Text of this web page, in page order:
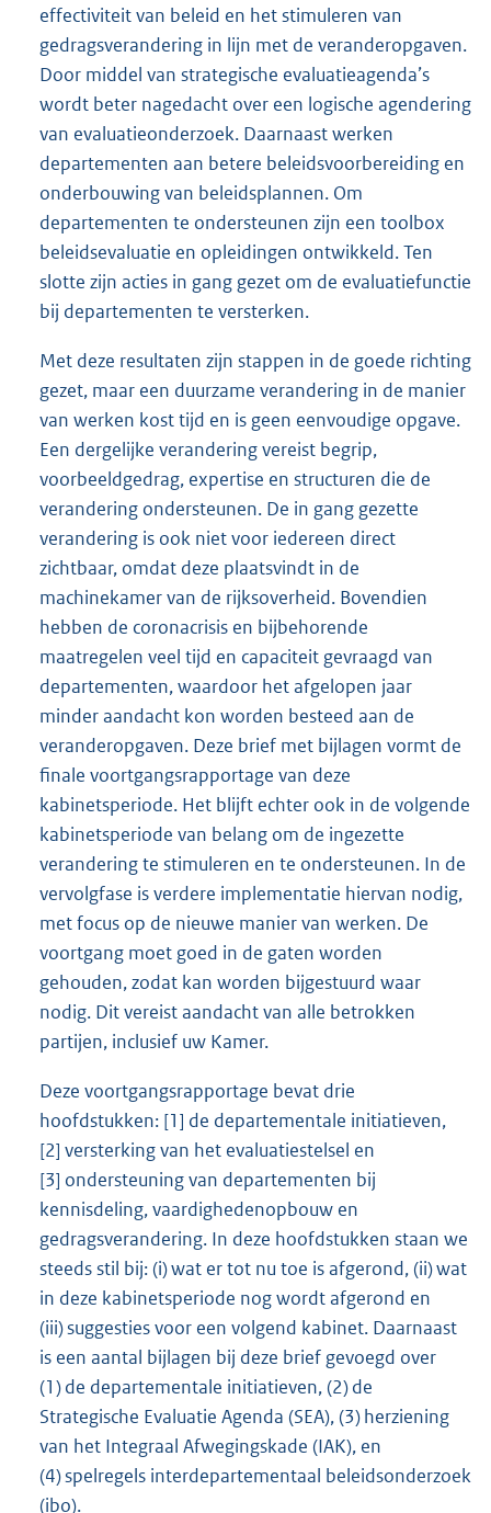
effectiviteit van beleid en het stimuleren van
gedragsverandering in lijn met de veranderopgaven.
Door middel van strategische evaluatieagenda’s
wordt beter nagedacht over een logische agendering
van evaluatieonderzoek. Daarnaast werken
departementen aan betere beleidsvoorbereiding en
onderbouwing van beleidsplannen. Om
departementen te ondersteunen zijn een toolbox
beleidsevaluatie en opleidingen ontwikkeld. Ten
slotte zijn acties in gang gezet om de evaluatiefunctie
bij departementen te versterken.
Met deze resultaten zijn stappen in de goede richting
gezet, maar een duurzame verandering in de manier
van werken kost tijd en is geen eenvoudige opgave.
Een dergelijke verandering vereist begrip,
voorbeeldgedrag, expertise en structuren die de
verandering ondersteunen. De in gang gezette
verandering is ook niet voor iedereen direct
zichtbaar, omdat deze plaatsvindt in de
machinekamer van de rijksoverheid. Bovendien
hebben de coronacrisis en bijbehorende
maatregelen veel tijd en capaciteit gevraagd van
departementen, waardoor het afgelopen jaar
minder aandacht kon worden besteed aan de
veranderopgaven. Deze brief met bijlagen vormt de
finale voortgangsrapportage van deze
kabinetsperiode. Het blijft echter ook in de volgende
kabinetsperiode van belang om de ingezette
verandering te stimuleren en te ondersteunen. In de
vervolgfase is verdere implementatie hiervan nodig,
met focus op de nieuwe manier van werken. De
voortgang moet goed in de gaten worden
gehouden, zodat kan worden bijgestuurd waar
nodig. Dit vereist aandacht van alle betrokken
partijen, inclusief uw Kamer.
Deze voortgangsrapportage bevat drie
hoofdstukken: [1] de departementale initiatieven,
[2] versterking van het evaluatiestelsel en
[3] ondersteuning van departementen bij
kennisdeling, vaardighedenopbouw en
gedragsverandering. In deze hoofdstukken staan we
steeds stil bij: (i) wat er tot nu toe is afgerond, (ii) wat
in deze kabinetsperiode nog wordt afgerond en
(iii) suggesties voor een volgend kabinet. Daarnaast
is een aantal bijlagen bij deze brief gevoegd over
(1) de departementale initiatieven, (2) de
Strategische Evaluatie Agenda (SEA), (3) herziening
van het Integraal Afwegingskade (IAK), en
(4) spelregels interdepartementaal beleidsonderzoek
(ibo).